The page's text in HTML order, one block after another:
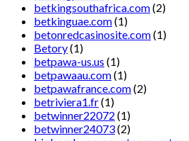
betkingsouthafrica.com(2)
betkinguae.com(1)
betonredcasinosite.com(1)
Betory(1)
betpawa-us.us (1)
betpawaau.com(1)
betpawafrance.com(2)
betriviera1.fr(1)
betwinner22072 (1)
betwinner24073(2)